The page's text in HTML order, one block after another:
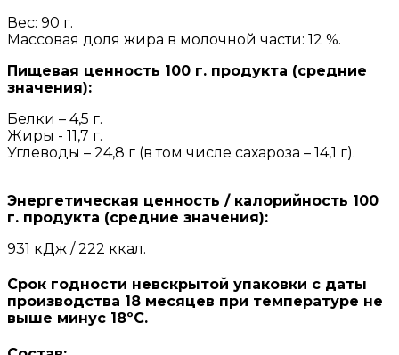
Вес: 90 г.
Массовая доля жира в молочной части: 12 %.
Пищевая ценность 100 г. продукта (средние
значения):
Белки – 4,5 г.
Жиры - 11,7 г.
Углеводы – 24,8 г (в том числе сахароза – 14,1 г).
Энергетическая ценность / калорийность 100
г. продукта (средние значения):
931 кДж / 222 ккал.
Срок годности невскрытой упаковки с даты
производства 18 месяцев при температуре не
выше минус 18ºС.